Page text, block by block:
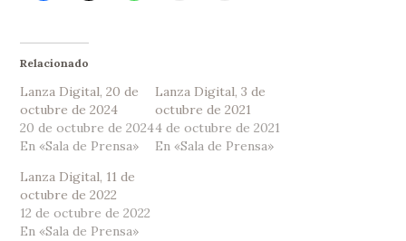
Relacionado
Lanza Digital, 20 de
octubre de 2024
20 de octubre de 2024
En «Sala de Prensa»
Lanza Digital, 3 de
octubre de 2021
4 de octubre de 2021
En «Sala de Prensa»
Lanza Digital, 11 de
octubre de 2022
12 de octubre de 2022
En «Sala de Prensa»